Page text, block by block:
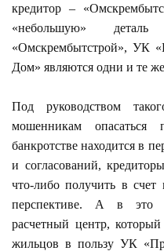
кредитор –
«небольшую»
«Омскрембытстрой»,
Дом» являются одни и те
Под руководством
мошенникам опасаться
банкротстве находится в
и согласований,
что-либо получить в
перспективе. А в это
расчетный центр, который
жильцов в пользу УК